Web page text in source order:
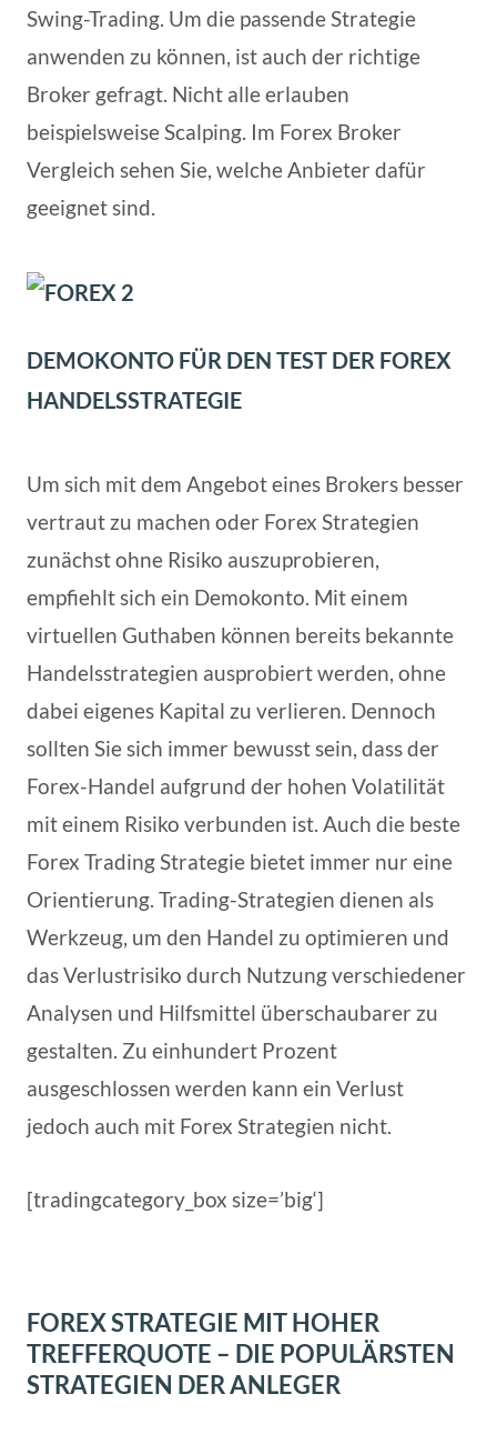
Swing-Trading. Um die passende Strategie
anwenden zu können, ist auch der richtige
Broker gefragt. Nicht alle erlauben
beispielsweise Scalping. Im Forex Broker
Vergleich sehen Sie, welche Anbieter dafür
geeignet sind.
DEMOKONTO FÜR DEN TEST DER FOREX
HANDELSSTRATEGIE
Um sich mit dem Angebot eines Brokers besser
vertraut zu machen oder Forex Strategien
zunächst ohne Risiko auszuprobieren,
empfiehlt sich ein Demokonto. Mit einem
virtuellen Guthaben können bereits bekannte
Handelsstrategien ausprobiert werden, ohne
dabei eigenes Kapital zu verlieren. Dennoch
sollten Sie sich immer bewusst sein, dass der
Forex-Handel aufgrund der hohen Volatilität
mit einem Risiko verbunden ist. Auch die beste
Forex Trading Strategie bietet immer nur eine
Orientierung. Trading-Strategien dienen als
Werkzeug, um den Handel zu optimieren und
das Verlustrisiko durch Nutzung verschiedener
Analysen und Hilfsmittel überschaubarer zu
gestalten. Zu einhundert Prozent
ausgeschlossen werden kann ein Verlust
jedoch auch mit Forex Strategien nicht.
[tradingcategory_box size=’big‘]
FOREX STRATEGIE MIT HOHER
TREFFERQUOTE – DIE POPULÄRSTEN
STRATEGIEN DER ANLEGER